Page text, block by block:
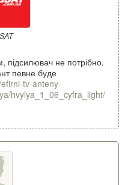
підсилювач не потрібно.
певне буде
tv-anteny-
hvylya_1_06_cyfra_light/